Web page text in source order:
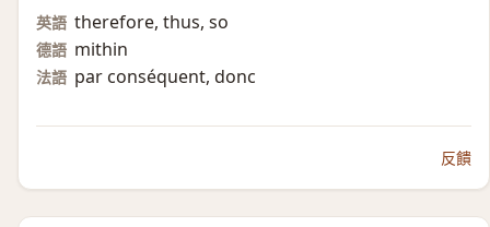
英語 therefore, thus, so
德語 mithin
法語 par conséquent, donc
反饋